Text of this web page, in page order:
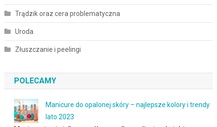
Trądzik oraz cera problematyczna
Uroda
Złuszczanie i peelingi
POLECAMY
Manicure do opalonej skóry – najlepsze kolory i trendy
lato 2023